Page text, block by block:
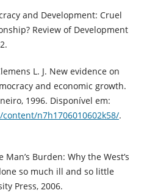
and Development: Cruel
Review of Development
L. J. New evidence on
and economic growth.
1996. Disponível em:
n7h1706010602k58/.
Man’s Burden: Why the West’s
so much ill and so little
Press, 2006.